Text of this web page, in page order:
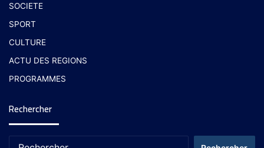
SOCIETE
SPORT
CULTURE
ACTU DES REGIONS
PROGRAMMES
Rechercher